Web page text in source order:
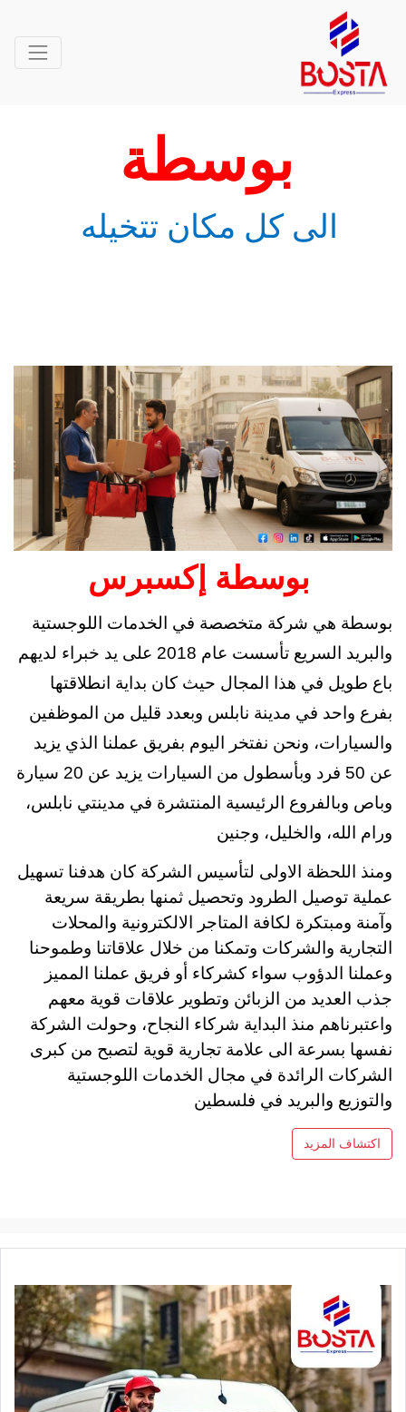
بوسطة
الى كل مكان تتخيله
بوسطة إكسبرس
بوسطة هي شركة متخصصة في الخدمات اللوجستية
والبريد السريع تأسست عام 2018 على يد خبراء لديهم
باع طويل في هذا المجال حيث كان بداية انطلاقتها
بفرع واحد في مدينة نابلس وبعدد قليل من الموظفين
والسيارات، ونحن نفتخر اليوم بفريق عملنا الذي يزيد
عن 50 فرد وبأسطول من السيارات يزيد عن 20 سيارة
وباص وبالفروع الرئيسية المنتشرة في مدينتي نابلس،
ورام الله، والخليل، وجنين
ومنذ اللحظة الاولى لتأسيس الشركة كان هدفنا تسهيل
عملية توصيل الطرود وتحصيل ثمنها بطريقة سريعة
وآمنة ومبتكرة لكافة المتاجر الالكترونية والمحلات
التجارية والشركات وتمكنا من خلال علاقاتنا وطموحنا
وعملنا الدؤوب سواء كشركاء أو فريق عملنا المميز
جذب العديد من الزبائن وتطوير علاقات قوية معهم
واعتبرناهم منذ البداية شركاء النجاح، وحولت الشركة
نفسها بسرعة الى علامة تجارية قوية لتصبح من كبرى
الشركات الرائدة في مجال الخدمات اللوجستية
والتوزيع والبريد في فلسطين
اكتشاف المزيد